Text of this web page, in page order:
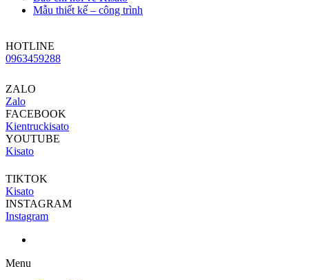
Mẫu thiết kế – công trình
HOTLINE
0963459288
ZALO
Zalo
FACEBOOK
Kientruckisato
YOUTUBE
Kisato
TIKTOK
Kisato
INSTAGRAM
Instagram
Menu